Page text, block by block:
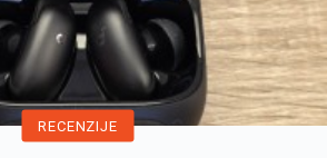
RECENZIJE